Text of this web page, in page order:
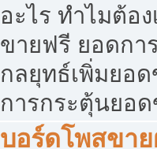
อะไร ทำไมต้อ
ขายฟรี ยอดกา
กลยุทธ์เพิ่มยอ
การกระตุ้นยอ
บอร์ดโพสขา